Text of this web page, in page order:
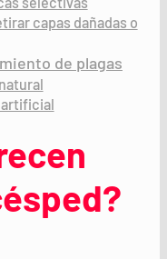
capas dañadas o
de plagas
artificial